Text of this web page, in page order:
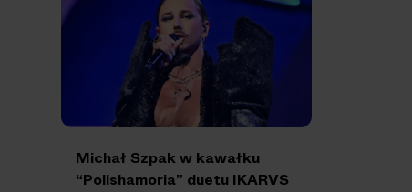
Michał Szpak w kawałku
“Polishamoria” duetu IKARVS